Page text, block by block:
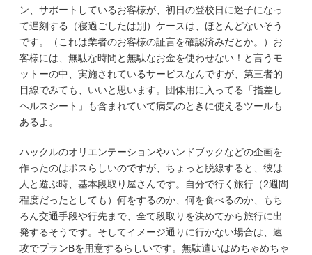
ン、サポートしているお客様が、初日の登校日に迷子になっ
て遅刻する（寝過ごしたは別）ケースは、ほとんどないそう
です。（これは業者のお客様の証言を確認済みだとか。）お
客様には、無駄な時間と無駄なお金を使わせない！と言うモ
ットーの中、実施されているサービスなんですが、第三者的
目線でみても、いいと思います。団体用に入ってる「指差し
ヘルスシート」も含まれていて病気のときに使えるツールも
あるよ。
ハックルのオリエンテーションやハンドブックなどの企画を
作ったのはボスらしいのですが、ちょっと脱線すると、彼は
人と遊ぶ時、基本段取り屋さんです。自分で行く旅行（2週間
程度だったとしても）何をするのか、何を食べるのか、もち
ろん交通手段や行先まで、全て段取りを決めてから旅行に出
発するそうです。そしてイメージ通りに行かない場合は、速
攻でプランBを用意するらしいです。無駄遣いはめちゃめちゃ